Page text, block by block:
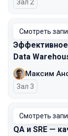
Зал 2
Смотреть
Эффективное
Data
Максим
Зал 3
Смотреть
QA и SRE —